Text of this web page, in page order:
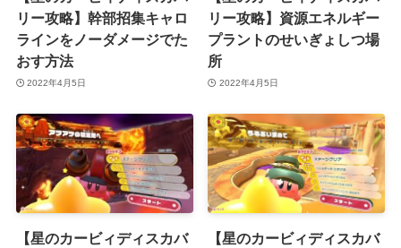
リー攻略】幹部招集キャロ
ラインをノーダメージでた
おす方法
2022年4月5日
リー攻略】資源エネルギー
プラントのせいぎょしつ場
所
2022年4月5日
【星のカービィディスカバ
【星のカービィディスカバ